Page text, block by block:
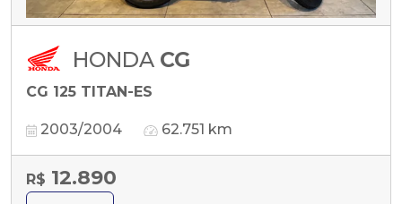
HONDA CG
CG 125 TITAN-ES
2003/2004 62.751 km
R$ 12.890